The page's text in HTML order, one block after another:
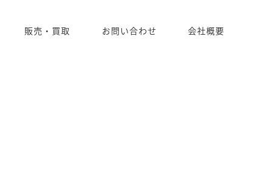
販売・買取 お問い合わせ 会社概要